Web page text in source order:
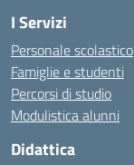
I Servizi
Personale scolastico
Famiglie e studenti
Percorsi di studio
Modulistica alunni
Didattica